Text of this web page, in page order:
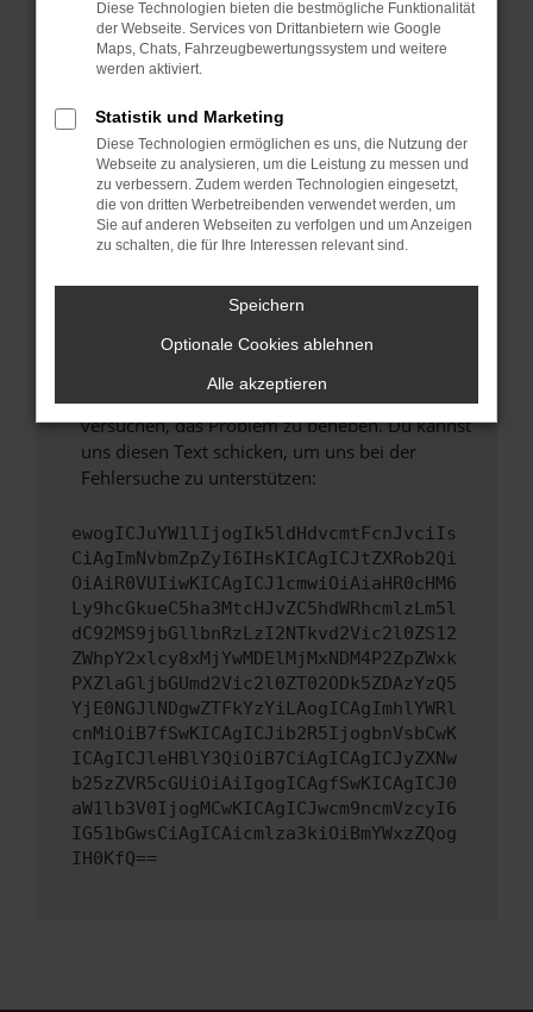
anderen Browser oder in einem privaten
Fenster?
Starte dein Gerät neu.
Probleme zu beheben.
Stelle sicher, dass dein Browser und dein
Betriebssystem auf dem neuesten Stand
sind.
Veraltete Software birgt nicht nur ein
Sicherheitsrisiko, sondern kann auch dazu
führen, dass bestimmte Funktionen nicht mehr
unterstützt werden.
Wende dich an den Webseitenbetreiber.
Wenn du alle oben genannten Schritte versucht
hast, kontaktiere uns bitte. Wir werden
versuchen, das Problem zu beheben. Du kannst
uns diesen Text schicken, um uns bei der
Fehlersuche zu unterstützen:
ewogICJuYW1lIjogIk5ldHdvcmtFcnJvciIs
CiAgImNvbmZpZyI6IHsKICAgICJtZXRob2Qi
OiAiR0VUIiwKICAgICJ1cmwiOiAiaHR0cHM6
Ly9hcGkueC5ha3MtcHJvZC5hdWRhcmlzLm5l
dC92MS9jbGllbnRzLzI2NTkvd2Vic2l0ZS12
ZWhpY2xlcy8xMjYwMDElMjMxNDM4P2ZpZWxk
PXZlaGljbGUmd2Vic2l0ZT02ODk5ZDAzYzQ5
YjE0NGJlNDgwZTFkYzYiLAogICAgImhlYWRl
cnMiOiB7fSwKICAgICJib2R5IjogbnVsbCwK
ICAgICJleHBlY3QiOiB7CiAgICAgICJyZXNw
b25zZVR5cGUiOiAiIgogICAgfSwKICAgICJ0
aW1lb3V0IjogMCwKICAgICJwcm9ncmVzcyI6
IG51bGwsCiAgICAicmlza3kiOiBmYWxzZQog
IH0KfQ==
Diese Technologien bieten die bestmögliche Funktionalität
der Webseite. Services von Drittanbietern wie Google
Maps, Chats, Fahrzeugbewertungssystem und weitere
werden aktiviert.
Statistik und Marketing
Diese Technologien ermöglichen es uns, die Nutzung der
Webseite zu analysieren, um die Leistung zu messen und
zu verbessern. Zudem werden Technologien eingesetzt,
die von dritten Werbetreibenden verwendet werden, um
Sie auf anderen Webseiten zu verfolgen und um Anzeigen
zu schalten, die für Ihre Interessen relevant sind.
Speichern
Optionale Cookies ablehnen
Alle akzeptieren